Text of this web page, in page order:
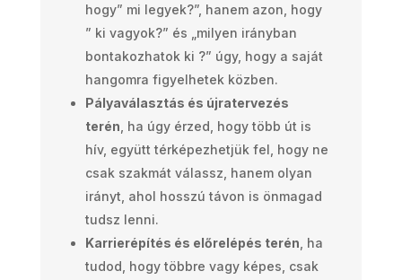
hogy” mi legyek?”, hanem azon, hogy
” ki vagyok?” és „milyen irányban
bontakozhatok ki ?” úgy, hogy a saját
hangomra figyelhetek közben.
Pályaválasztás és újratervezés
terén , ha úgy érzed, hogy több út is
hív, együtt térképezhetjük fel, hogy ne
csak szakmát válassz, hanem olyan
irányt, ahol hosszú távon is önmagad
tudsz lenni.
Karrierépítés és előrelépés terén , ha
tudod, hogy többre vagy képes, csak